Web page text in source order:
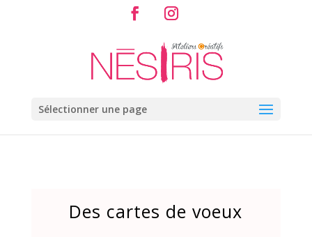
Sélectionner une page
Des cartes de voeux